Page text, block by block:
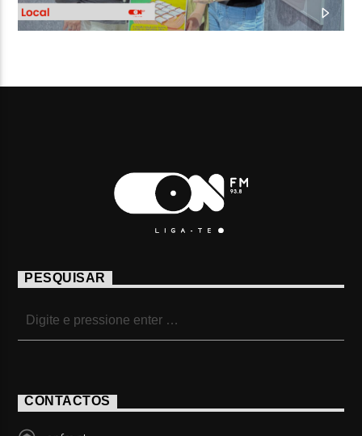
PESQUISAR
CONTACTOS